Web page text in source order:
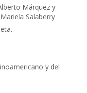
Márquez y
Salaberry
y del